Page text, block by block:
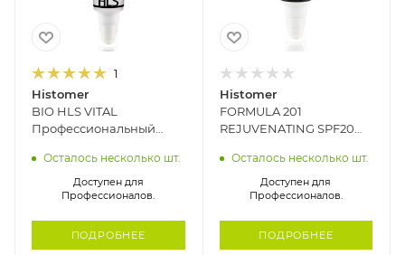
1
Histomer
BIO HLS VITAL
Профессиональный
зрелой кожи 45+
HISTOMER, 125 мл
Осталось несколько шт.
Доступен для
Профессионалов.
ПОДРОБНЕЕ
Histomer
FORMULA 201
REJUVENATING SPF20
омолаживающий
финишный крем
HISTOMER, 100 мл
Осталось несколько шт.
Доступен для
Профессионалов.
ПОДРОБНЕЕ